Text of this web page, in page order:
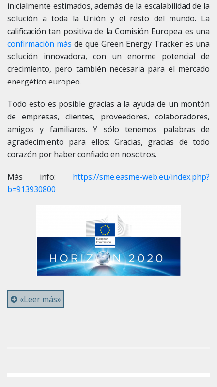
inicialmente estimados, además de la escalabilidad de la
solución a toda la Unión y el resto del mundo. La
calificación tan positiva de la Comisión Europea es una
confirmación más de que Green Energy Tracker es una
solución innovadora, con un enorme potencial de
crecimiento, pero también necesaria para el mercado
energético europeo.
Todo esto es posible gracias a la ayuda de un montón
de empresas, clientes, proveedores, colaboradores,
amigos y familiares. Y sólo tenemos palabras de
agradecimiento para ellos: Gracias, gracias de todo
corazón por haber confiado en nosotros.
Más info: https://sme.easme-web.eu/index.php?
b=913930800
«Leer más»